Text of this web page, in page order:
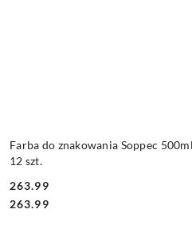
Farba do znakowania Soppec
12 szt.
Cena:
263.99
Cena:
263.99